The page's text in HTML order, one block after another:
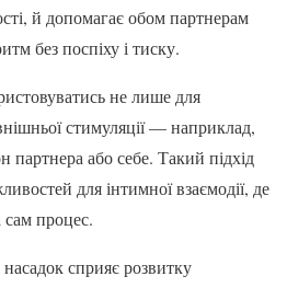
й допомагає обом партнерам
без поспіху і тиску.
не лише для
стимуляції — наприклад,
партнера або себе. Такий підхід
для інтимної взаємодії, де
сам процес.
сприяє розвитку